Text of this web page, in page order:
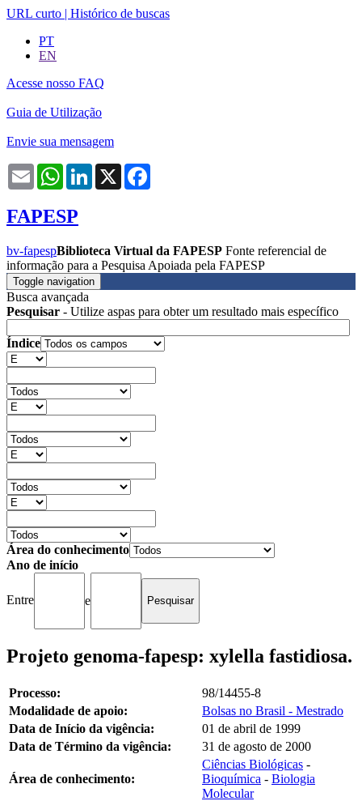
URL curto | Histórico de buscas
PT
EN
Acesse nosso FAQ
Guia de Utilização
Envie sua mensagem
Email WhatsAppLinkedIn
X
FAPESP
bv-fapespBiblioteca Virtual da FAPESP Fonte referencial de
informação para a Pesquisa Apoiada pela FAPESP
Toggle navigation
Busca avançada
Pesquisar - Utilize aspas para obter um resultado mais específico
Índice
Área do conhecimento
Ano de início
Entre e
Projeto genoma-fapesp: xylella fastidiosa.
Processo:
98/14455-8
Modalidade de apoio:
Bolsas no Brasil - Mestrado
Data de Início da vigência:
01 de abril de 1999
Data de Término da vigência:
31 de agosto de 2000
Área de conhecimento:
Ciências Biológicas -
Bioquímica - Biologia
Molecular